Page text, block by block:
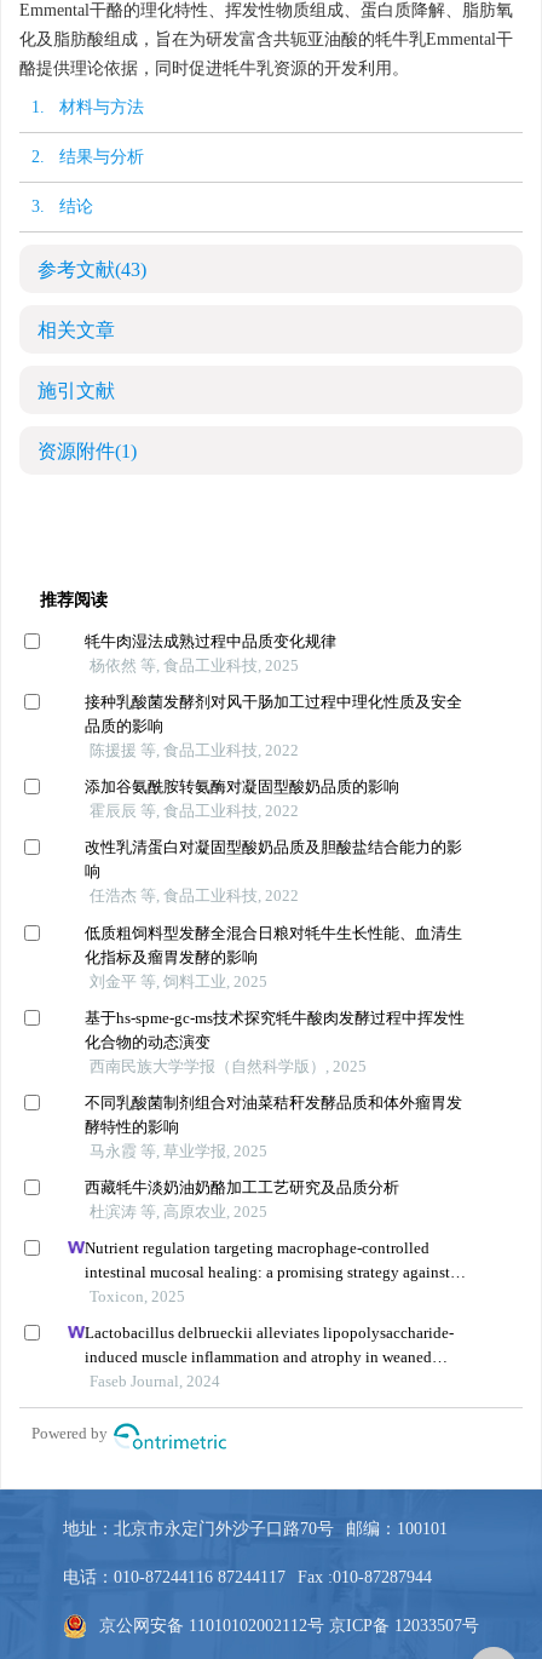
Emmental干酪的理化特性、挥发性物质组成、蛋白质降解、脂肪氧
化及脂肪酸组成，旨在为研发富含共轭亚油酸的牦牛乳Emmental干
酪提供理论依据，同时促进牦牛乳资源的开发利用。
1. 材料与方法
2. 结果与分析
3. 结论
参考文献(43)
相关文章
施引文献
资源附件(1)
地址：北京市永定门外沙子口路70号 邮编：100101
电话：010-87244116 87244117 Fax :010-87287944
京公网安备 11010102002112号 京ICP备 12033507号